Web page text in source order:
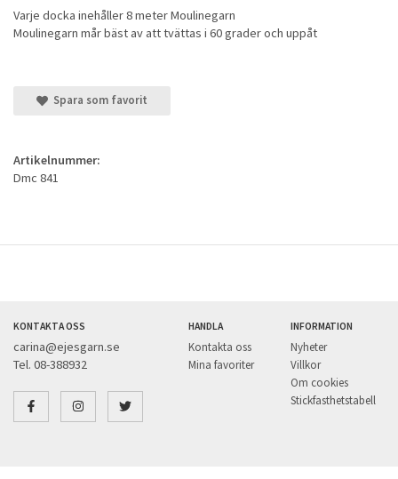
Varje docka inehåller 8 meter Moulinegarn
Moulinegarn mår bäst av att tvättas i 60 grader och uppåt
Spara som favorit
Artikelnummer:
Dmc 841
KONTAKTA OSS
carina@ejesgarn.se
Tel. 08-388932
HANDLA
Kontakta oss
Mina favoriter
INFORMATION
Nyheter
Villkor
Om cookies
Stickfasthetstabell